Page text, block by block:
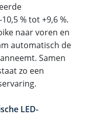
% tot +9,6 %.
naar voren en
automatisch de
Samen
zo een
LED-